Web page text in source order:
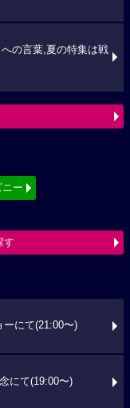
の言葉,夏の特集は戦
ー
す
ーにて(21:00〜)
にて(19:00〜)